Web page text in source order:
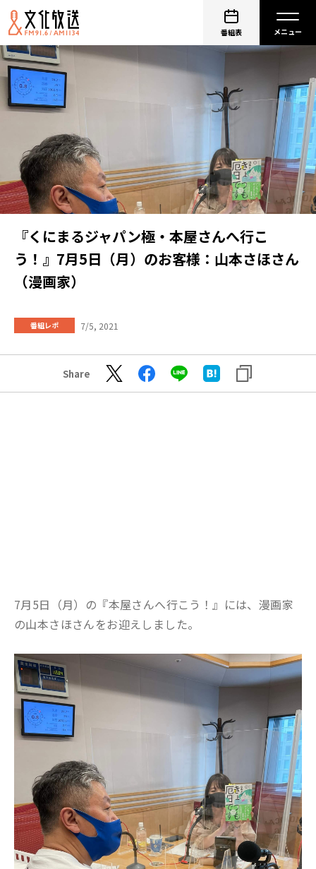
番組表
『くにまるジャパン極・本屋さんへ行こ
う！』7月5日（月）のお客様：山本さほさん
（漫画家）
番組レポ 7/5, 2021
Share
7月5日（月）の『本屋さんへ行こう！』には、漫画家
の山本さほさんをお迎えしました。